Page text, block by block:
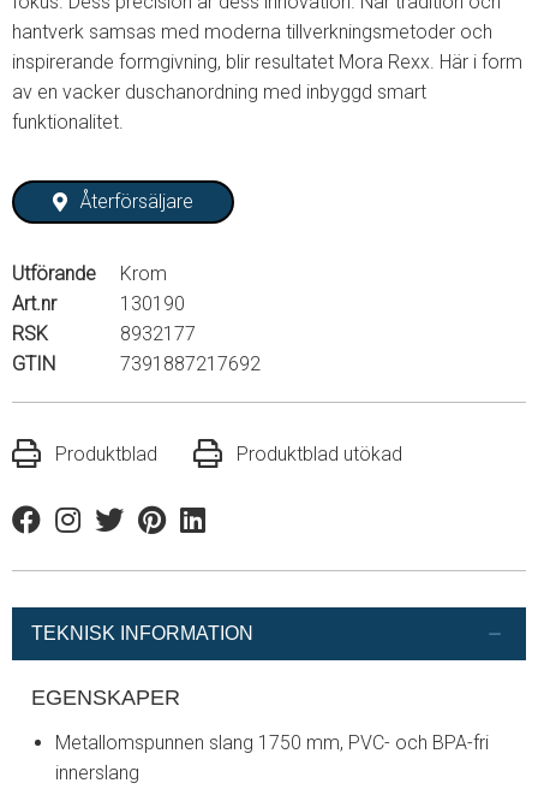
hantverk samsas med moderna tillverkningsmetoder och
inspirerande formgivning, blir resultatet Mora Rexx. Här i form
av en vacker duschanordning med inbyggd smart
funktionalitet.
Återförsäljare
Utförande
Krom
Art.nr
130190
RSK
8932177
GTIN
7391887217692
Produktblad Produktblad utökad
FacebookInstagram
TwitterPinterestLinkedin
TEKNISK INFORMATION
EGENSKAPER
Metallomspunnen slang 1750 mm, PVC- och BPA-fri
innerslang